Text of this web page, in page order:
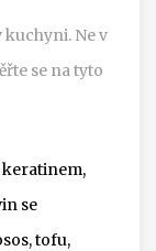
kuchyni. Ne v
se na tyto
keratinem,
se
tofu,